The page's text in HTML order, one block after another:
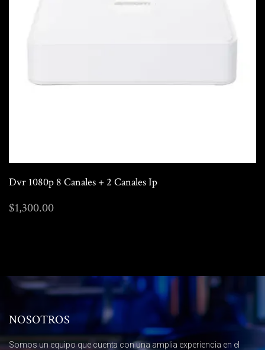
Dvr 1080p 8 Canales + 2 Canales Ip
$1,300.00
NOSOTROS
Somos un equipo que cuenta con una amplia experiencia en el